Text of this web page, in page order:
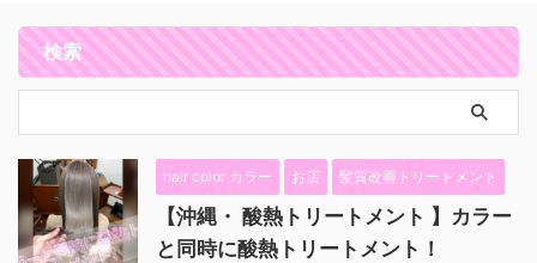
検索
hair color カラー お店 髪質改善トリートメント
【沖縄・ 酸熱トリートメント 】カラー
と同時に酸熱トリートメント！